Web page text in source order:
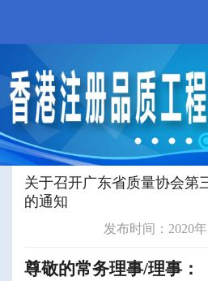
关于召开广东省质量协会第
的通知
发布时间：2020年
尊敬的常务理事/理事：